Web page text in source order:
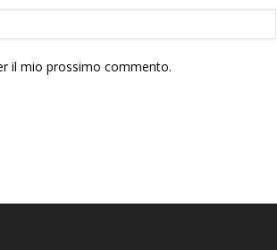
il mio prossimo commento.